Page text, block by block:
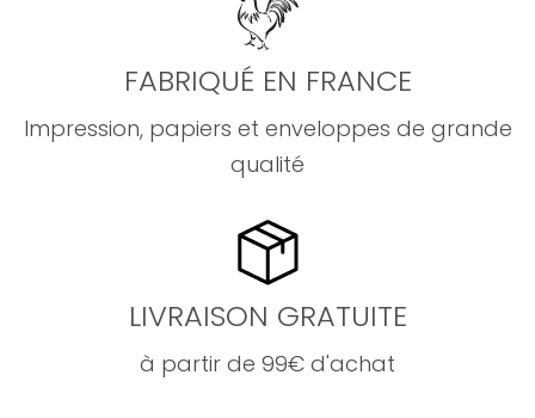
FABRIQUÉ EN FRANCE
Impression, papiers et enveloppes de grande
qualité
LIVRAISON GRATUITE
à partir de 99€ d'achat